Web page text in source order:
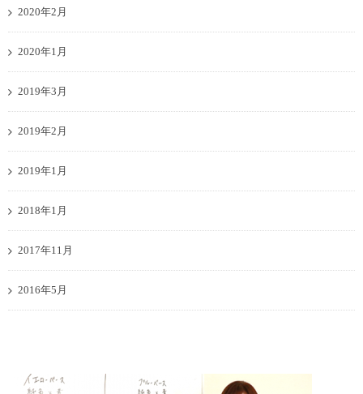
2020年2月
2020年1月
2019年3月
2019年2月
2019年1月
2018年1月
2017年11月
2016年5月